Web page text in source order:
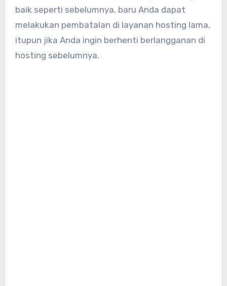
baik seperti sebelumnya, baru Anda dapat
melakukan pembatalan di layanan hosting lama,
itupun jika Anda ingin berhenti berlangganan di
hosting sebelumnya.